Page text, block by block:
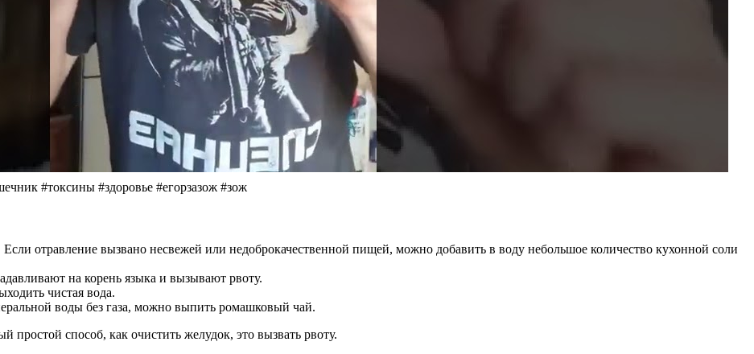
#токсины #здоровье #егорзазож #зож
отравление вызвано несвежей или недоброкачественной пищей, можно добавить в воду небольшое количество кухонной соли
на корень языка и вызывают рвоту.
чистая вода.
воды без газа, можно выпить ромашковый чай.